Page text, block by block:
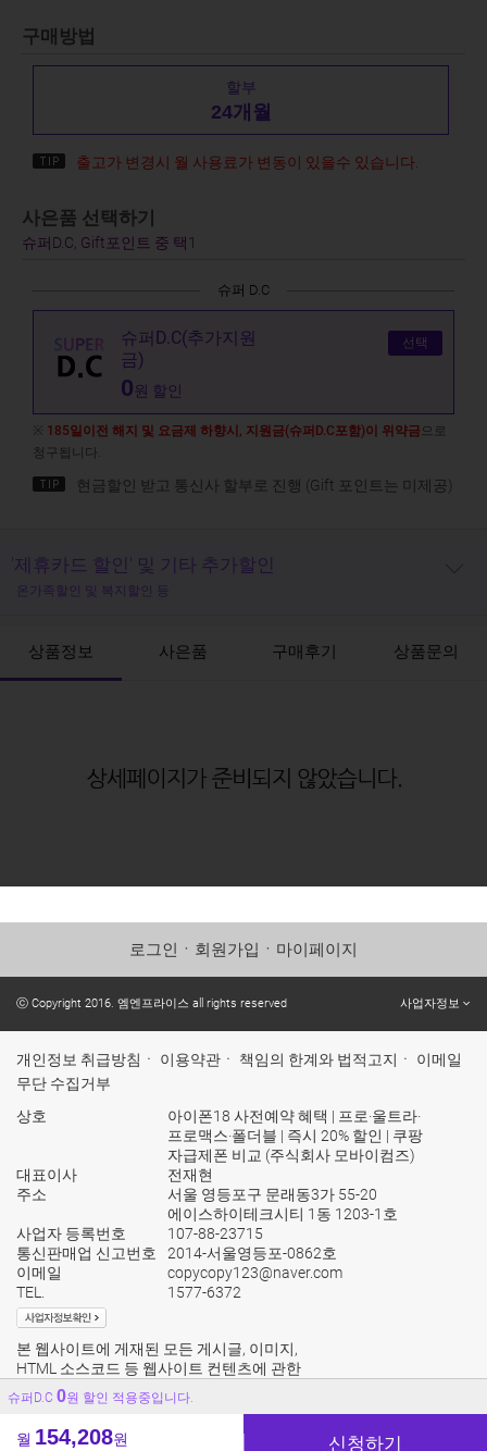
구매방법
할부
24개월
출고가 변경시 월 사용료가 변동이 있을수 있습니다.
사은품 선택하기
슈퍼D.C, Gift포인트 중 택1
슈퍼 D.C
슈퍼D.C(추가지원
금)
0원 할인
선택
※ 185일이전 해지 및 요금제 하향시, 지원금(슈퍼D.C포함)이 위약금으로
청구됩니다.
현금할인 받고 통신사 할부로 진행 (Gift 포인트는 미제공)
슈퍼D.C 0원 할인 적용중입니다.
월 154,208원
'제휴카드 할인' 및 기타 추가할인
온가족할인 및 복지할인 등
상품정보 사은품 구매후기 상품문의
로그인 ㆍ 회원가입 ㆍ 마이페이지
ⓒ Copyright 2016. 엠엔프라이스 all rights reserved 사업자정보
개인정보 취급방침 ㆍ 이용약관 ㆍ 책임의 한계와 법적고지 ㆍ 이메일
무단 수집거부
상호
아이폰18 사전예약 혜택 | 프로·울트라·
프로맥스·폴더블 | 즉시 20% 할인 | 쿠팡
자급제폰 비교 (주식회사 모바이컴즈)
대표이사
전재현
주소
서울 영등포구 문래동3가 55-20
에이스하이테크시티 1동 1203-1호
사업자 등록번호
107-88-23715
통신판매업 신고번호
2014-서울영등포-0862호
이메일
copycopy123@naver.com
TEL.
1577-6372
본 웹사이트에 게재된 모든 게시글, 이미지,
HTML 소스코드 등 웹사이트 컨텐츠에 관한
모든 권리는 본사에 있으며 누구든지 본사의
승인없이 위 컨텐츠를 무단 배포 및 전재할수
없으며 이를 위반 할 경우 민형사상의 책임을
물을수 있음을 알려드립니다.